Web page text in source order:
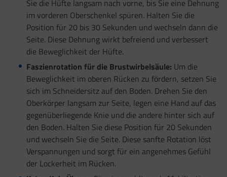
Sie die Hüfte langsam nach vorne, bis Sie eine Dehnung
im vorderen Oberschenkel spüren. Halten Sie die
Position für 20 bis 30 Sekunden und wechseln dann die
Seite. Diese Dehnung wirkt befreiend und verbessert
die Beweglichkeit der Hüfte.
Faszienrotation für die Brustwirbelsäule: Um die
Beweglichkeit im oberen Rücken zu fördern, setzen Sie
sich im Schneidersitz auf den Boden. Drehen Sie den
Oberkörper langsam zur Seite, legen eine Hand auf das
gegenüberliegende Knie und die andere hinter sich auf
den Boden. Halten Sie diese Position für 20 Sekunden
und wechseln Sie die Seite. Diese sanfte Rotation löst
Verspannungen und sorgt für ein angenehmes Gefühl
der Lockerheit im Rücken.